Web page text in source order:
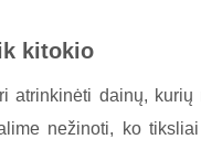
kitokio
atrinkinėti dainų, kurių
nežinoti, ko